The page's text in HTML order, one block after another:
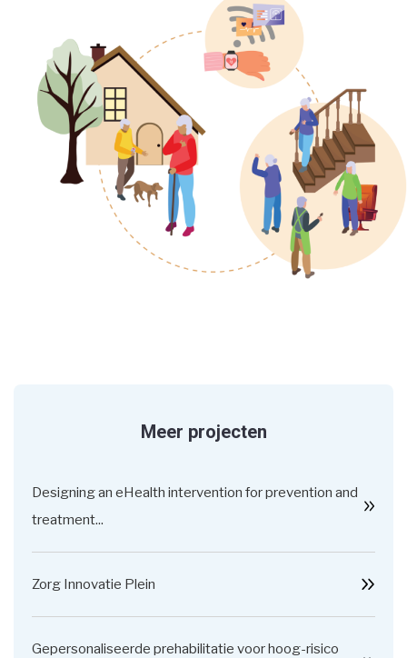
Meer projecten
Designing an eHealth intervention for prevention and
treatment...
Zorg Innovatie Plein
Gepersonaliseerde prehabilitatie voor hoog-risico